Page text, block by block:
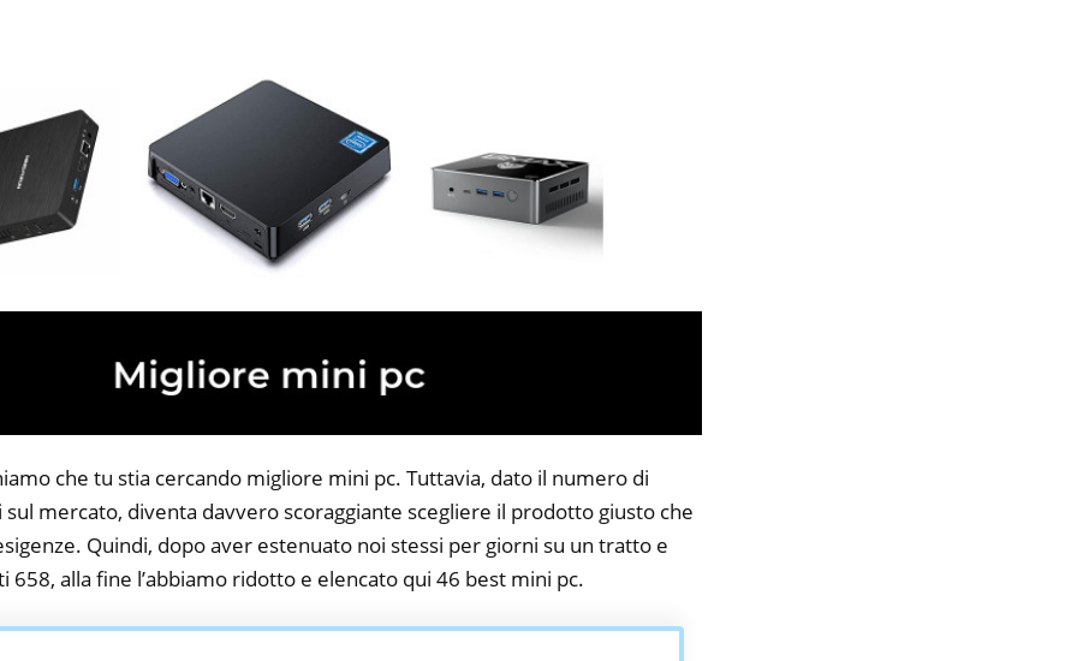
che tu stia cercando migliore mini pc. Tuttavia, dato il numero di
mercato, diventa davvero scoraggiante scegliere il prodotto giusto che
Quindi, dopo aver estenuato noi stessi per giorni su un tratto e
658, alla fine l’abbiamo ridotto e elencato qui 46 best mini pc.